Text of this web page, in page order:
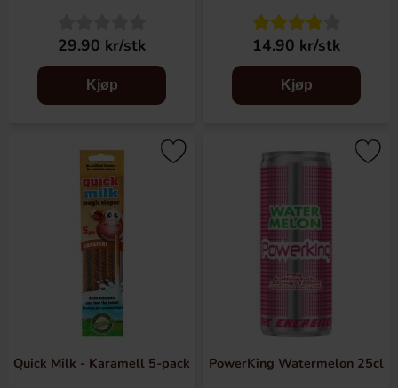
29.90 kr/stk
Kjøp
14.90 kr/stk
Kjøp
Quick Milk - Karamell 5-pack PowerKing Watermelon 25cl